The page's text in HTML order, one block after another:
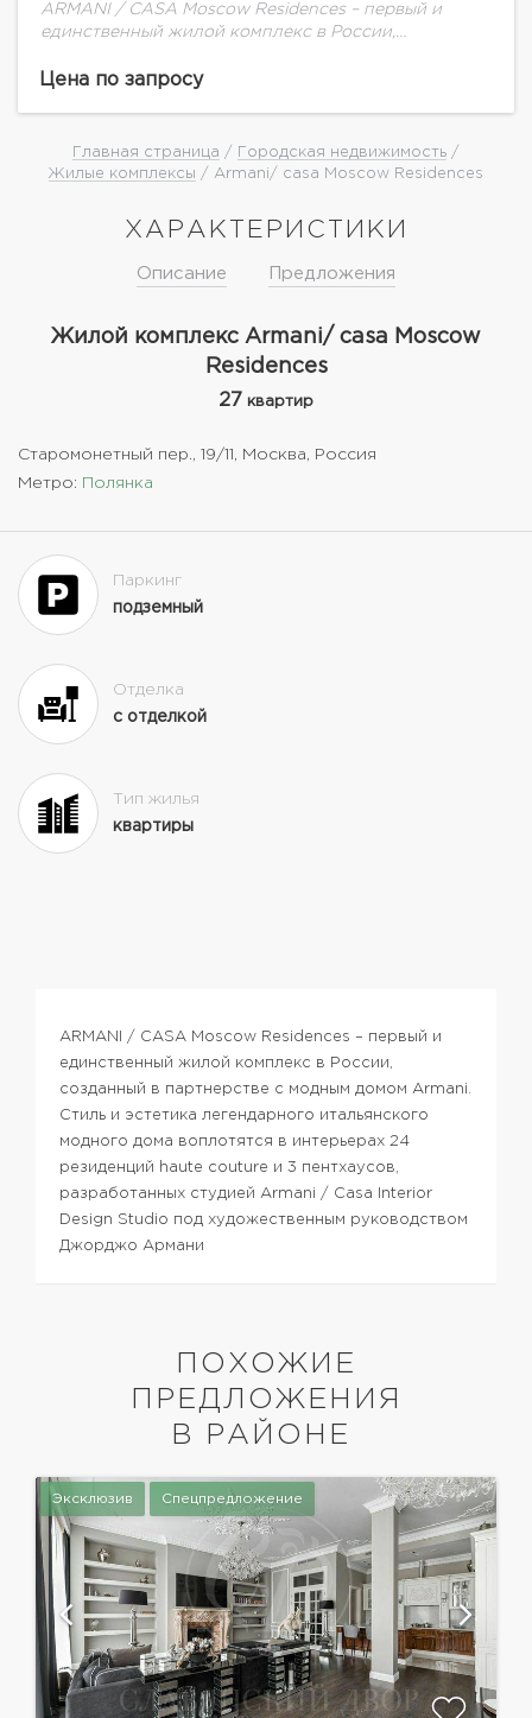
ARMANI / CASA Moscow Residences – первый и
единственный жилой комплекс в России,
Стиль и эстетика легендарного итальянского
Цена по запросу
Главная страница / Городская недвижимость /
Жилые комплексы / Armani/ casa Moscow Residences
ХАРАКТЕРИСТИКИ
Описание Предложения
Жилой комплекс Armani/ casa Moscow
Residences
27 квартир
Старомонетный пер., 19/11, Москва, Россия
Метро: Полянка
Паркинг
подземный
Отделка
с отделкой
Тип жилья
квартиры
ARMANI / CASA Moscow Residences – первый и
единственный жилой комплекс в России,
созданный в партнерстве с модным домом Armani.
Стиль и эстетика легендарного итальянского
модного дома воплотятся в интерьерах 24
резиденций haute couture и 3 пентхаусов,
разработанных студией Armani / Casa Interior
Design Studio под художественным руководством
Джорджо Армани
ПОХОЖИЕ
ПРЕДЛОЖЕНИЯ
В РАЙОНЕ
Эксклюзив Спецпредложение